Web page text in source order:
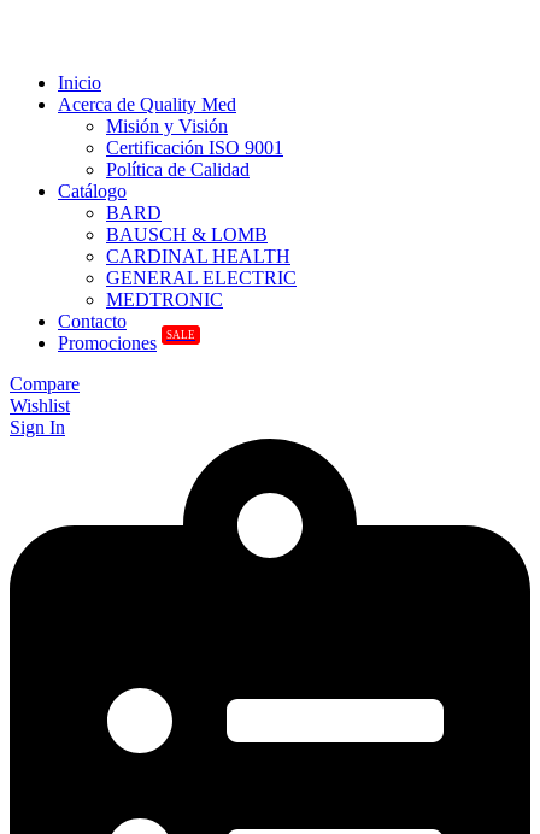
Inicio
Acerca de Quality Med
Misión y Visión
Certificación ISO 9001
Política de Calidad
Catálogo
BARD
BAUSCH & LOMB
CARDINAL HEALTH
GENERAL ELECTRIC
MEDTRONIC
Contacto
Promociones
SALE
Compare
Wishlist
Sign In